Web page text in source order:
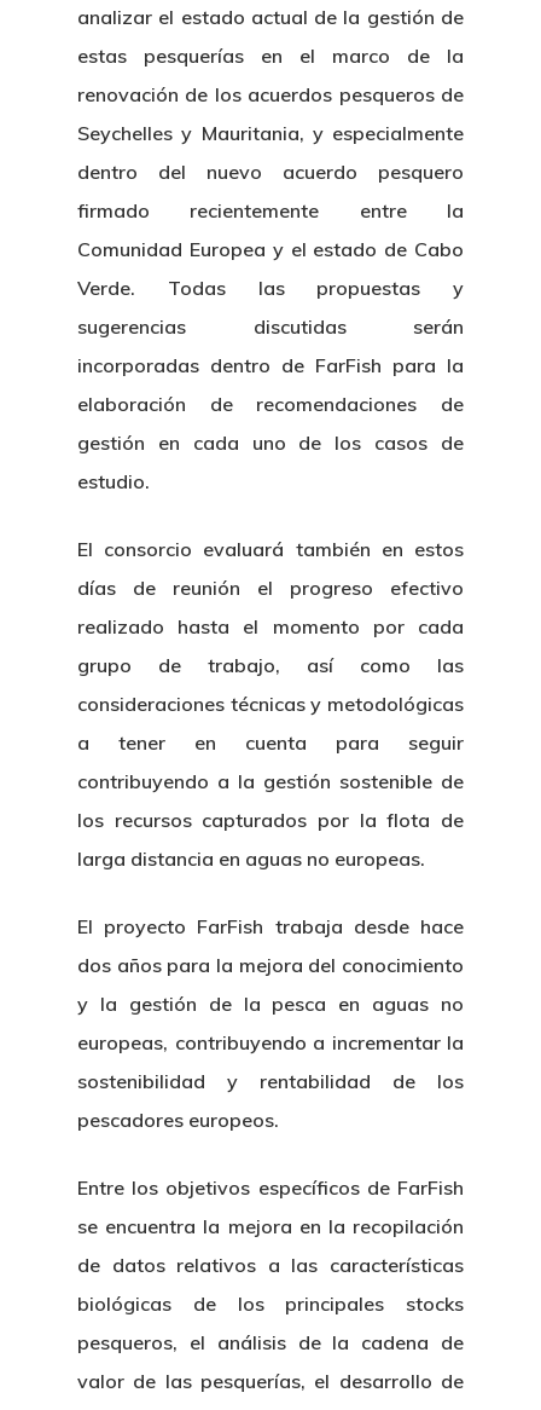
analizar el estado actual de la gestión de
estas pesquerías en el marco de la
renovación de los acuerdos pesqueros de
Seychelles y Mauritania, y especialmente
dentro del nuevo acuerdo pesquero
firmado recientemente entre la
Comunidad Europea y el estado de Cabo
Verde. Todas las propuestas y
sugerencias discutidas serán
incorporadas dentro de FarFish para la
elaboración de recomendaciones de
gestión en cada uno de los casos de
estudio.
El consorcio evaluará también en estos
días de reunión el progreso efectivo
realizado hasta el momento por cada
grupo de trabajo, así como las
consideraciones técnicas y metodológicas
a tener en cuenta para seguir
contribuyendo a la gestión sostenible de
los recursos capturados por la flota de
larga distancia en aguas no europeas.
El proyecto FarFish trabaja desde hace
dos años para la mejora del conocimiento
y la gestión de la pesca en aguas no
europeas, contribuyendo a incrementar la
sostenibilidad y rentabilidad de los
pescadores europeos.
Entre los objetivos específicos de FarFish
se encuentra la mejora en la recopilación
de datos relativos a las características
biológicas de los principales stocks
pesqueros, el análisis de la cadena de
valor de las pesquerías, el desarrollo de